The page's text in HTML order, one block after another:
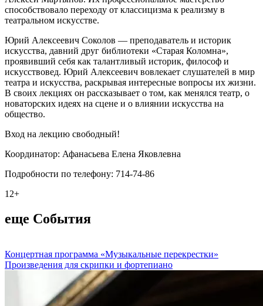
способствовало переходу от классицизма к реализму в
театральном искусстве.
Юрий Алексеевич Соколов — преподаватель и историк
искусства, давний друг библиотеки «Старая Коломна»,
проявивший себя как талантливый историк, философ и
искусствовед. Юрий Алексеевич вовлекает слушателей в мир
театра и искусства, раскрывая интересные вопросы их жизни.
В своих лекциях он рассказывает о том, как менялся театр, о
новаторских идеях на сцене и о влиянии искусства на
общество.
Вход на лекцию свободный!
Координатор: Афанасьева Елена Яковлевна
Подробности по телефону: 714-74-86
12+
еще События
Концертная программа «Музыкальные перекрестки»
Произведения для скрипки и фортепиано